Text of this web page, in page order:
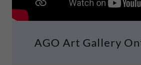
AGO Art Gallery